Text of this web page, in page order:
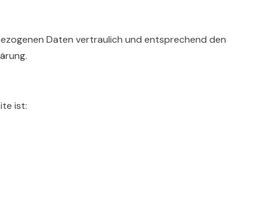
Daten vertraulich und entsprechend den
ist: